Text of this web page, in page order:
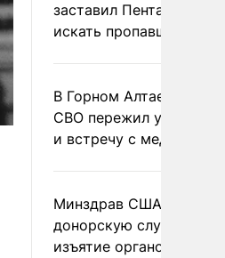
заставил Пентагон
искать пропавшие
В Горном Алтае
СВО пережил удар
и встречу с медведем
Минздрав США закрыл
донорскую службу за
изъятие органов живых